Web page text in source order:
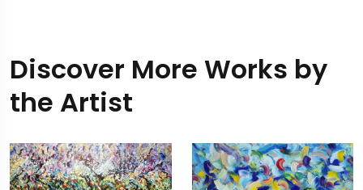
Discover More Works by
the Artist